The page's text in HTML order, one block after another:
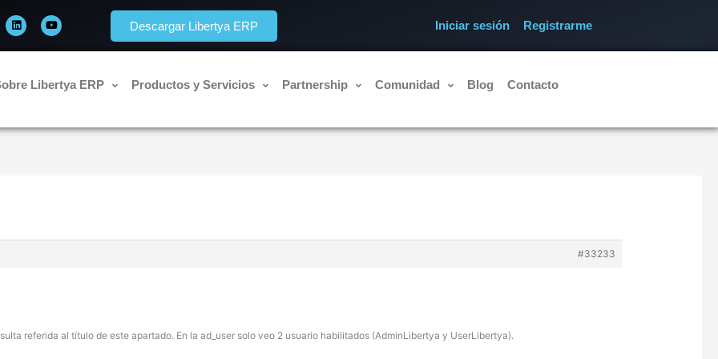
i
n
k
e
n
o
u
t
u
Descargar Libertya ERP Iniciar sesión Registrarme
Libertya ERP Productos y Servicios Partnership Comunidad Blog Contacto
#33233
referida al título de este apartado. En la ad_user solo veo 2 usuario habilitados (AdminLibertya y UserLibertya).